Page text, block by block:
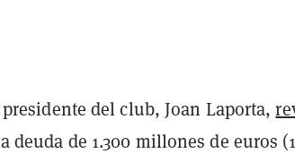
del club, Joan Laporta,
deuda de 1.300 millones de euros